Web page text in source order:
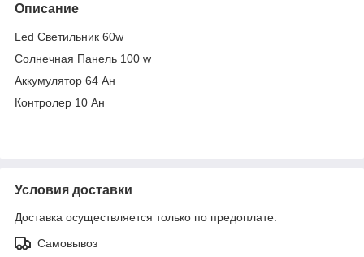
Описание
Led Светильник 60w
Солнечная Панель 100 w
Аккумулятор 64 Ан
Контролер 10 Ан
Условия доставки
Доставка осуществляется только по предоплате.
Самовывоз